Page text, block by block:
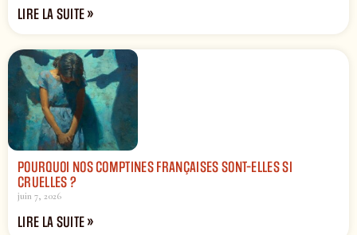
LIRE LA SUITE »
POURQUOI NOS COMPTINES FRANÇAISES SONT-ELLES SI
CRUELLES ?
juin 7, 2026
LIRE LA SUITE »